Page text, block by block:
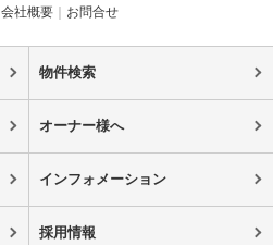
会社概要 お問合せ
物件検索
オーナー様へ
インフォメーション
採用情報